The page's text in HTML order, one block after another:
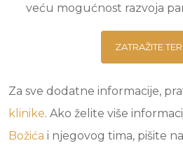
veću mogućnost razvoja
ZATRAŽITE
Za sve dodatne informacije,
klinike. Ako želite više
Božića i njegovog tima, pišite